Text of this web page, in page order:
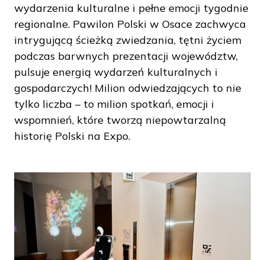
wydarzenia kulturalne i pełne emocji tygodnie
regionalne. Pawilon Polski w Osace zachwyca
intrygującą ścieżką zwiedzania, tętni życiem
podczas barwnych prezentacji województw,
pulsuje energią wydarzeń kulturalnych i
gospodarczych! Milion odwiedzających to nie
tylko liczba – to milion spotkań, emocji i
wspomnień, które tworzą niepowtarzalną
historię Polski na Expo.